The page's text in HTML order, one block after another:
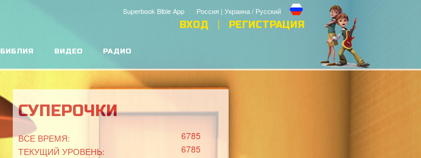
Россия | Украина / Русский
Superbook Bible App
ВХОД РЕГИСТРАЦИЯ
БИБЛИЯ ВИДЕО РАДИО
СУПЕРОЧКИ
ВСЕ ВРЕМЯ:
6785
ТЕКУЩИЙ УРОВЕНЬ:
6785